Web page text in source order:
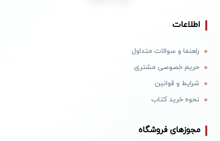
اطلاعات
راهنما و سوالات متداول
حریم خصوصی مشتری
شرایط و قوانین
نحوه خرید کتاب
مجوزهای فروشگاه